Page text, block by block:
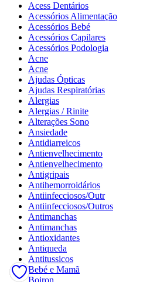
Acess Dentários
Acessórios Alimentação
Acessórios Bebé
Acessórios Capilares
Acessórios Podologia
Acne
Acne
Ajudas Ópticas
Ajudas Respiratórias
Alergias
Alergias / Rinite
Alterações Sono
Ansiedade
Antidiarreicos
Antienvelhecimento
Antienvelhecimento
Antigripais
Antihemorroidários
Antiinfecciosos/Outr
Antiinfecciosos/Outros
Antimanchas
Antimanchas
Antioxidantes
Antiqueda
Antitussicos
Bebé e Mamã